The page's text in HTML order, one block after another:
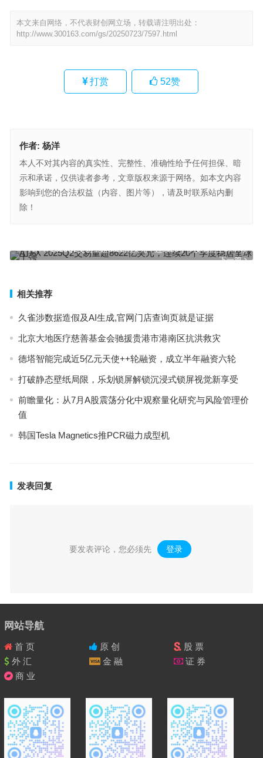
本文来自网络，不代表财创网立场，转载请注明出处：
http://www.300163.com/gs/20250723/7597.html
打赏 52赞
作者: 杨洋
本人不对其内容的真实性、完整性、准确性给予任何担保、暗
示和承诺，仅供读者参考，文章版权来源于网络。如本文内容
影响到您的合法权益（内容、图片等），请及时联系站内删
除！
下一篇
ATFX 2025Q2交易量超8622亿美元，连续20个季度稳居全球十强
相关推荐
久雀涉数据造假及AI生成,官网门店查询页就是证据
北京大地医疗慈善基金会驰援贵港市港南区抗洪救灾
德塔智能完成近5亿元天使++轮融资，成立半年融资六轮
打破静态壁纸局限，乐划锁屏解锁沉浸式锁屏视觉新享受
前瞻量化：从7月A股震荡分化中观察量化研究与风险管理价
值
韩国Tesla Magnetics推PCR磁力成型机
发表回复
要发表评论，您必须先 登录 。
网站导航
首 页 原 创
股 票
外 汇
金 融
证 券
商 业